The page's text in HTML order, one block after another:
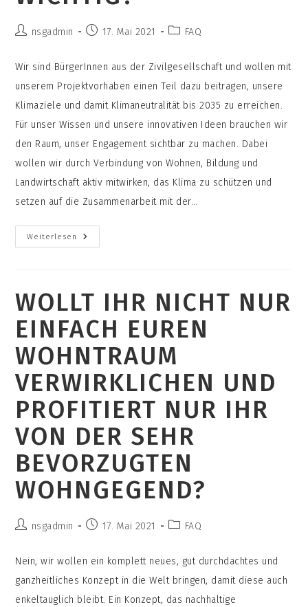
Beitrags-
nsgadmin
Beitrag17. Mai 2021
Beitrags-
FAQ
Wir sind BürgerInnen aus der Zivilgesellschaft und wollen mit
unserem Projektvorhaben einen Teil dazu beitragen, unsere
Klimaziele und damit Klimaneutralität bis 2035 zu erreichen.
Für unser Wissen und unsere innovativen Ideen brauchen wir
den Raum, unser Engagement sichtbar zu machen. Dabei
wollen wir durch Verbindung von Wohnen, Bildung und
Landwirtschaft aktiv mitwirken, das Klima zu schützen und
setzen auf die Zusammenarbeit mit der…
Weiterlesen
Wer
Seid
Euch
Wichtig?
WOLLT IHR NICHT NUR
EINFACH EUREN
WOHNTRAUM
VERWIRKLICHEN UND
PROFITIERT NUR IHR
VON DER SEHR
BEVORZUGTEN
WOHNGEGEND?
Beitrags-
nsgadmin
Beitrag17. Mai 2021
Beitrags-
FAQ
Nein, wir wollen ein komplett neues, gut durchdachtes und
ganzheitliches Konzept in die Welt bringen, damit diese auch
enkeltauglich bleibt. Ein Konzept, das nachhaltige